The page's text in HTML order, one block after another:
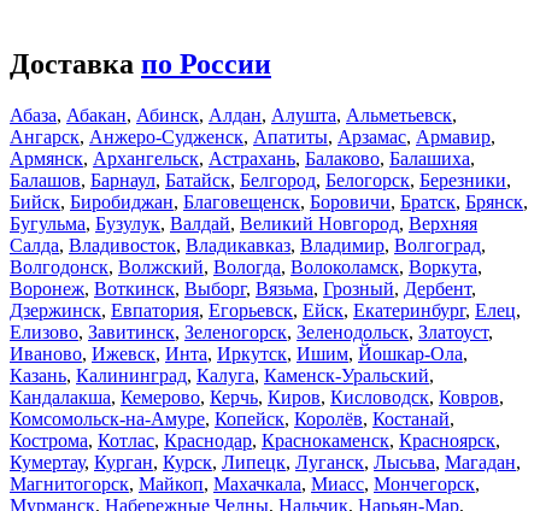
Доставка по России
Абаза, Абакан, Абинск, Алдан, Алушта, Альметьевск,
Ангарск, Анжеро-Судженск, Апатиты, Арзамас, Армавир,
Армянск, Архангельск, Астрахань, Балаково, Балашиха,
Балашов, Барнаул, Батайск, Белгород, Белогорск, Березники,
Бийск, Биробиджан, Благовещенск, Боровичи, Братск, Брянск,
Бугульма, Бузулук, Валдай, Великий Новгород, Верхняя
Салда, Владивосток, Владикавказ, Владимир, Волгоград,
Волгодонск, Волжский, Вологда, Волоколамск, Воркута,
Воронеж, Воткинск, Выборг, Вязьма, Грозный, Дербент,
Дзержинск, Евпатория, Егорьевск, Ейск, Екатеринбург, Елец,
Елизово, Завитинск, Зеленогорск, Зеленодольск, Златоуст,
Иваново, Ижевск, Инта, Иркутск, Ишим, Йошкар-Ола,
Казань, Калининград, Калуга, Каменск-Уральский,
Кандалакша, Кемерово, Керчь, Киров, Кисловодск, Ковров,
Комсомольск-на-Амуре, Копейск, Королёв, Костанай,
Кострома, Котлас, Краснодар, Краснокаменск, Красноярск,
Кумертау, Курган, Курск, Липецк, Луганск, Лысьва, Магадан,
Магнитогорск, Майкоп, Махачкала, Миасс, Мончегорск,
Мурманск, Набережные Челны, Нальчик, Нарьян-Мар,